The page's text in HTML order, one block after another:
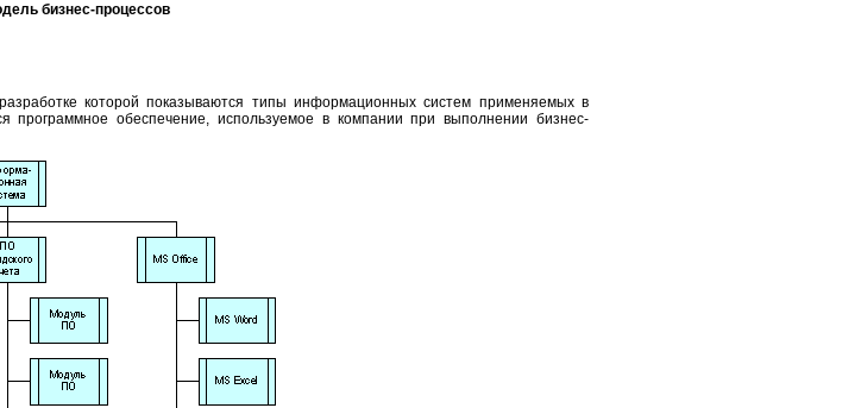
бизнес-процессов
которой показываются типы информационных систем применяемых в
программное обеспечение, используемое в компании при выполнении бизнес-